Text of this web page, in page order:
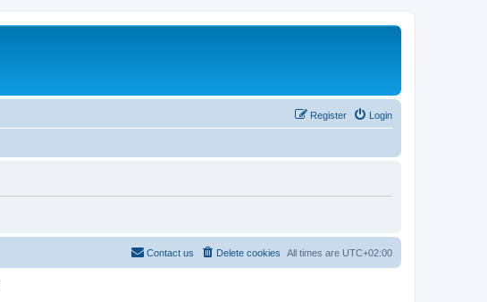
Login
Register
All times are UTC+02:00
Delete cookies
Contact us